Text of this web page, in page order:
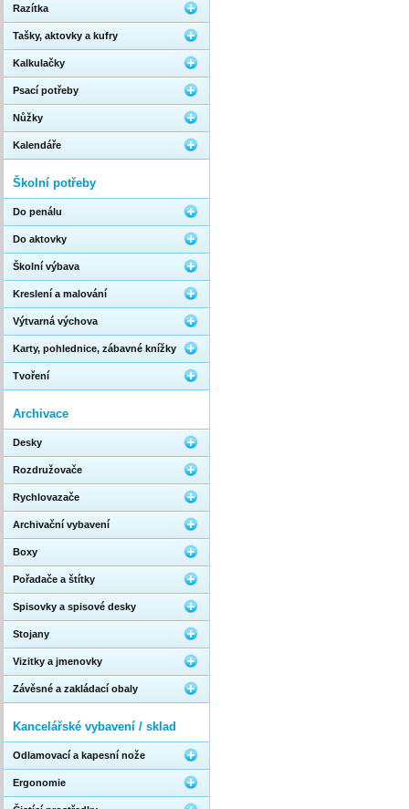
Razítka
Tašky, aktovky a kufry
Kalkulačky
Psací potřeby
Nůžky
Kalendáře
Školní potřeby
Do penálu
Do aktovky
Školní výbava
Kreslení a malování
Výtvarná výchova
Karty, pohlednice, zábavné knížky
Tvoření
Archivace
Desky
Rozdružovače
Rychlovazače
Archivační vybavení
Boxy
Pořadače a štítky
Spisovky a spisové desky
Stojany
Vizitky a jmenovky
Závěsné a zakládací obaly
Kancelářské vybavení / sklad
Odlamovací a kapesní nože
Ergonomie